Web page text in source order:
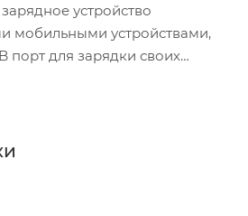
устройство
мобильными устройствами,
порт для зарядки своих
полный заряд. Особая